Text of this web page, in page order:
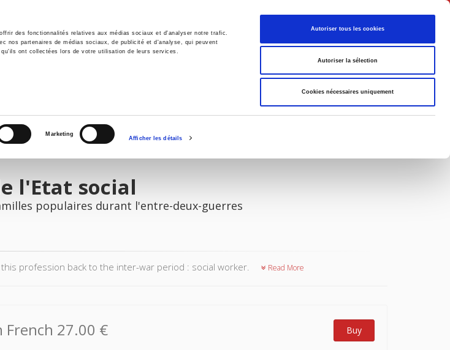
des fonctionnalités relatives aux médias sociaux et d'analyser notre trafic.
nos partenaires de médias sociaux, de publicité et d'analyse, qui peuvent
ont collectées lors de votre utilisation de leurs services.
Marketing
Afficher les détails
Autoriser tous les cookies
Autoriser la sélection
Cookies nécessaires uniquement
English
History International Politics
l'Etat social
populaires durant l'entre-deux-guerres
profession back to the inter-war period : social worker. Read More
French 27.00 € Buy